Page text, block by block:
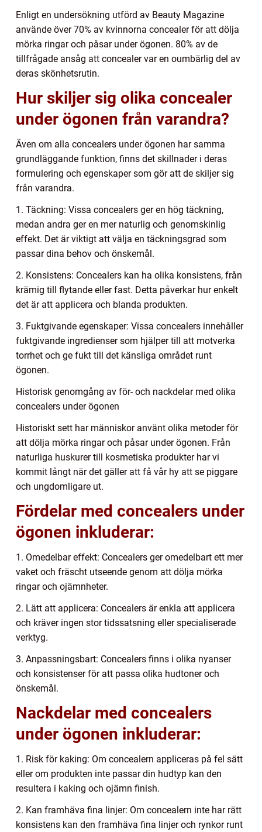
Enligt en undersökning utförd av Beauty Magazine
använde över 70% av kvinnorna concealer för att dölja
mörka ringar och påsar under ögonen. 80% av de
tillfrågade ansåg att concealer var en oumbärlig del av
deras skönhetsrutin.
Hur skiljer sig olika concealer
under ögonen från varandra?
Även om alla concealers under ögonen har samma
grundläggande funktion, finns det skillnader i deras
formulering och egenskaper som gör att de skiljer sig
från varandra.
1. Täckning: Vissa concealers ger en hög täckning,
medan andra ger en mer naturlig och genomskinlig
effekt. Det är viktigt att välja en täckningsgrad som
passar dina behov och önskemål.
2. Konsistens: Concealers kan ha olika konsistens, från
krämig till flytande eller fast. Detta påverkar hur enkelt
det är att applicera och blanda produkten.
3. Fuktgivande egenskaper: Vissa concealers innehåller
fuktgivande ingredienser som hjälper till att motverka
torrhet och ge fukt till det känsliga området runt
ögonen.
Historisk genomgång av för- och nackdelar med olika
concealers under ögonen
Historiskt sett har människor använt olika metoder för
att dölja mörka ringar och påsar under ögonen. Från
naturliga huskurer till kosmetiska produkter har vi
kommit långt när det gäller att få vår hy att se piggare
och ungdomligare ut.
Fördelar med concealers under
ögonen inkluderar:
1. Omedelbar effekt: Concealers ger omedelbart ett mer
vaket och fräscht utseende genom att dölja mörka
ringar och ojämnheter.
2. Lätt att applicera: Concealers är enkla att applicera
och kräver ingen stor tidssatsning eller specialiserade
verktyg.
3. Anpassningsbart: Concealers finns i olika nyanser
och konsistenser för att passa olika hudtoner och
önskemål.
Nackdelar med concealers
under ögonen inkluderar:
1. Risk för kaking: Om concealern appliceras på fel sätt
eller om produkten inte passar din hudtyp kan den
resultera i kaking och ojämn finish.
2. Kan framhäva fina linjer: Om concealern inte har rätt
konsistens kan den framhäva fina linjer och rynkor runt